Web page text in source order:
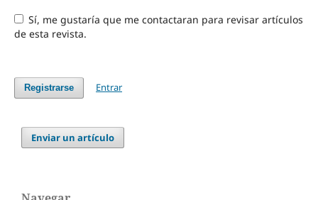
Sí, me gustaría que me contactaran para revisar artículos
de esta revista.
Registrarse Entrar
Enviar un artículo